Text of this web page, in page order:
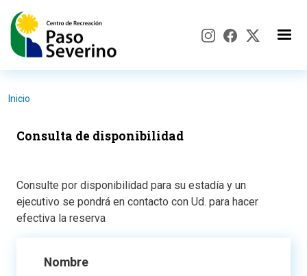
Inicio
Consulta de disponibilidad
Consulte por disponibilidad para su estadía y un
ejecutivo se pondrá en contacto con Ud. para hacer
efectiva la reserva
Nombre